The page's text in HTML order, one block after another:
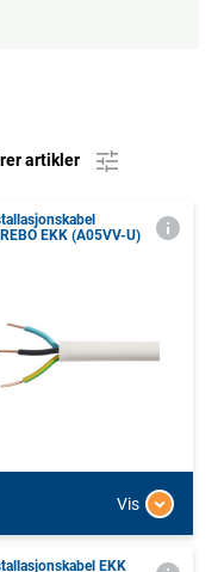
artikler
EKK (A05VV-U)
Vis
EKK